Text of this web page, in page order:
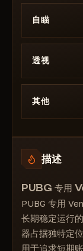
自瞄
鼠标瞄准
准。
自动瞄准
在按住此
准星 - 启
键设置。
瞄准骨骼 -
颈部 - 颈
骨盆 - 骨
高）。
透视
可见性检
当前可见
名称 - 在
媒体/录制
其他
距离颜色 -
方框颜色
视野颜色
准星颜色
保存配置：
描述
PUBG 专用
PUBG 专用
长期稳定运行
器占据独特定
用于追求短期